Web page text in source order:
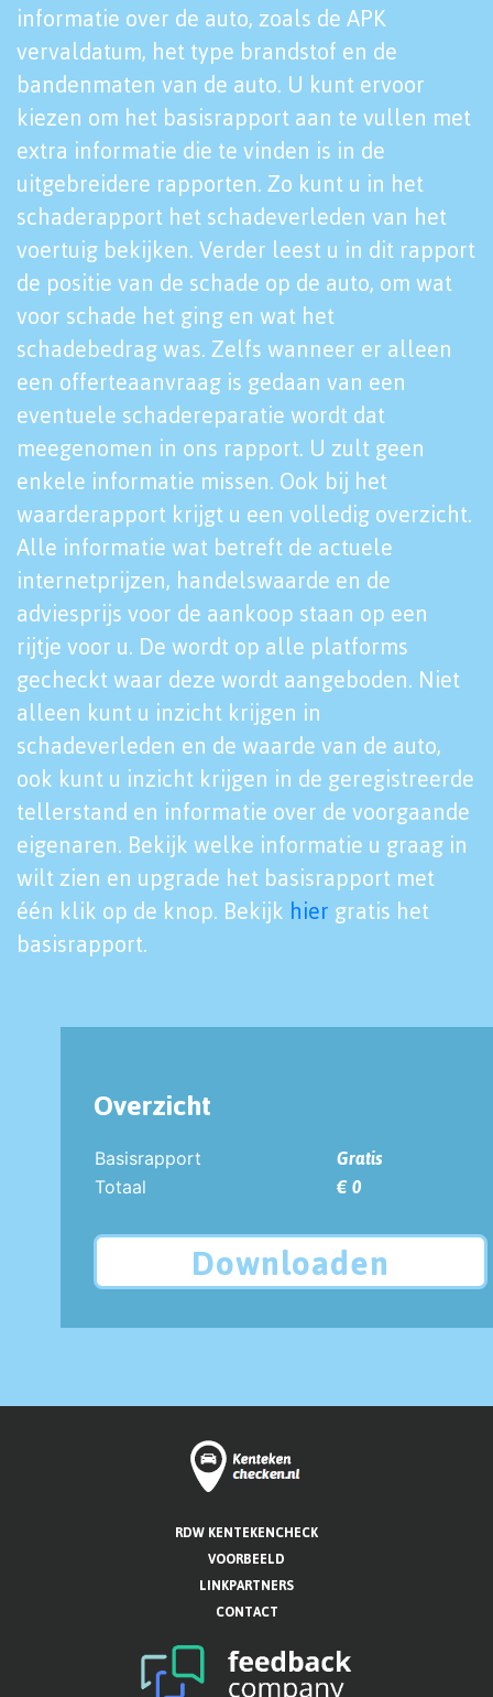
informatie over de auto, zoals de APK
vervaldatum, het type brandstof en de
bandenmaten van de auto. U kunt ervoor
kiezen om het basisrapport aan te vullen met
extra informatie die te vinden is in de
uitgebreidere rapporten. Zo kunt u in het
schaderapport het schadeverleden van het
voertuig bekijken. Verder leest u in dit rapport
de positie van de schade op de auto, om wat
voor schade het ging en wat het
schadebedrag was. Zelfs wanneer er alleen
een offerteaanvraag is gedaan van een
eventuele schadereparatie wordt dat
meegenomen in ons rapport. U zult geen
enkele informatie missen. Ook bij het
waarderapport krijgt u een volledig overzicht.
Alle informatie wat betreft de actuele
internetprijzen, handelswaarde en de
adviesprijs voor de aankoop staan op een
rijtje voor u. De wordt op alle platforms
gecheckt waar deze wordt aangeboden. Niet
alleen kunt u inzicht krijgen in
schadeverleden en de waarde van de auto,
ook kunt u inzicht krijgen in de geregistreerde
tellerstand en informatie over de voorgaande
eigenaren. Bekijk welke informatie u graag in
wilt zien en upgrade het basisrapport met
één klik op de knop. Bekijk hier gratis het
basisrapport.
Overzicht
Basisrapport
Gratis
Totaal
€ 0
Downloaden
RDW KENTEKENCHECK
VOORBEELD
LINKPARTNERS
CONTACT